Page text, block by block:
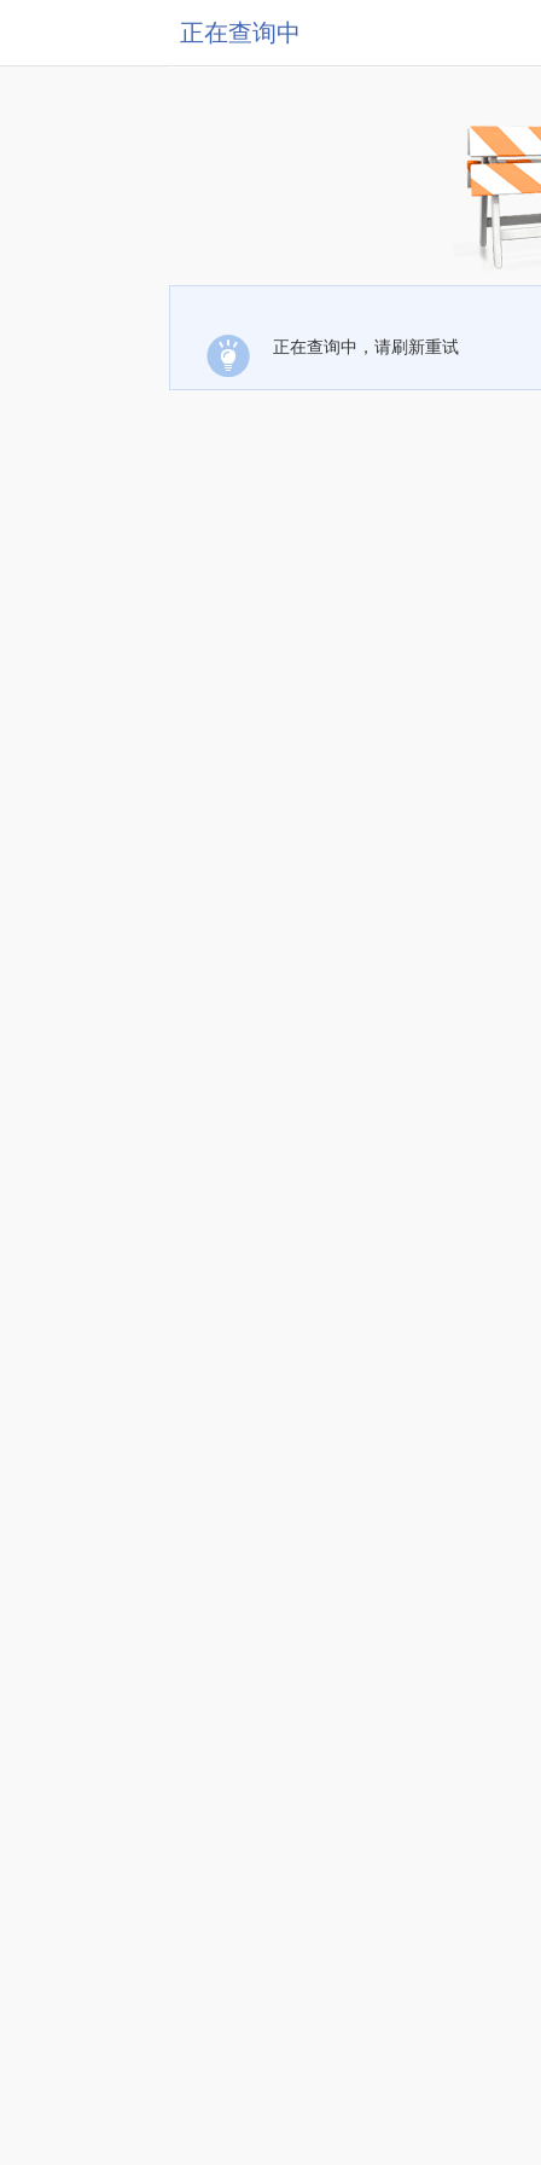
正在查询中
正在查询中，请刷新重试